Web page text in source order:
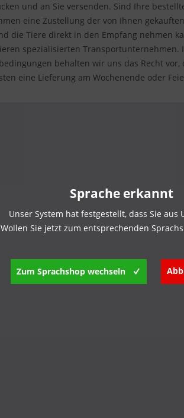
und an Sie versenden. Sind Ihre
eine Zustellung der von Ihnen
die Tiere direkt in den Empfang nehmen
spezialisierten
behalten wir uns das Recht
eine Lieferung am Wochenende oder
Sprache erkannt
Unser System hat festgestellt, dass Sie aus
Wollen Sie jetzt zum entsprechenden
Zum Sprachshop wechseln